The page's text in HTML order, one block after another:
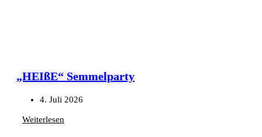
„HEIßE“ Semmelparty
4. Juli 2026
Weiterlesen